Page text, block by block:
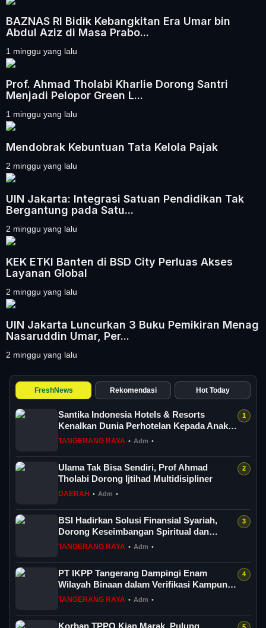
BAZNAS RI Bidik Kebangkitan Era Umar bin
Abdul Aziz di Masa Prabo...
1 minggu yang lalu
Prof. Ahmad Tholabi Kharlie Dorong Santri
Menjadi Pelopor Green L...
1 minggu yang lalu
Mendobrak Kebuntuan Tata Kelola Pajak
2 minggu yang lalu
UIN Jakarta: Integrasi Satuan Pendidikan Tak
Bergantung pada Satu...
2 minggu yang lalu
KEK ETKI Banten di BSD City Perluas Akses
Layanan Global
2 minggu yang lalu
UIN Jakarta Luncurkan 3 Buku Pemikiran Menag
Nasaruddin Umar, Per...
2 minggu yang lalu
FreshNews Rekomendasi Hot Today
Santika Indonesia Hotels & Resorts
Kenalkan Dunia Perhotelan Kepada Anak-
anak As...
TANGERANG RAYA • Adm •
Ulama Tak Bisa Sendiri, Prof Ahmad
Tholabi Dorong Ijtihad Multidisipliner
DAERAH • Adm •
BSI Hadirkan Solusi Finansial Syariah,
Dorong Keseimbangan Spiritual dan
Sosial...
TANGERANG RAYA • Adm •
PT IKPP Tangerang Dampingi Enam
Wilayah Binaan dalam Verifikasi Kampung
Iklim Ba...
TANGERANG RAYA • Adm •
Korban TPPO Kian Marak, Pulung